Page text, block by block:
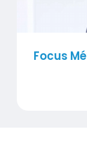
Focus